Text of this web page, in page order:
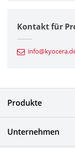
Automotive
Elektronische
Kontakt für
Produkte
Unternehmen